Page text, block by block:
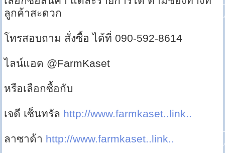
ลูกค้าสะดวก
โทรสอบถาม สั่งซื้อ ได้ที่ 090-592-8614
ไลน์แอด @FarmKaset
หรือเลือกซื้อกับ
เจดี เซ็นทรัล http://www.farmkaset..link..
ลาซาด้า http://www.farmkaset..link..